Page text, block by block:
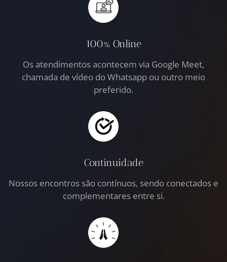
100% Online
Os atendimentos acontecem via Google Meet,
chamada de vídeo do Whatsapp ou outro meio
preferido.
Continuidade
Nossos encontros são contínuos, sendo conectados e
complementares entre si.